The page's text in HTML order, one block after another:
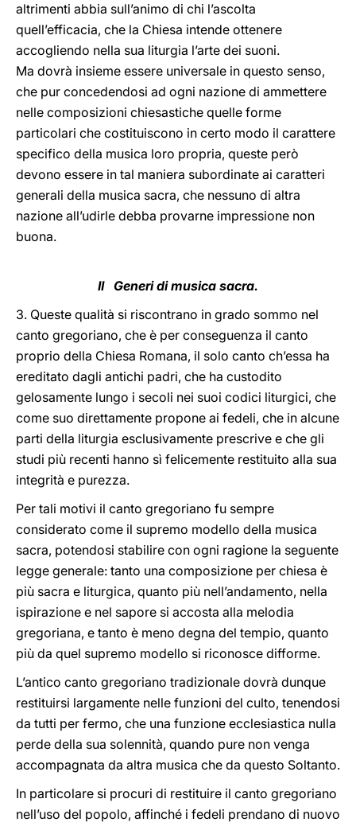
altrimenti abbia sull’animo di chi l’ascolta
quell’efficacia, che la Chiesa intende ottenere
accogliendo nella sua liturgia l’arte dei suoni.
Ma dovrà insieme essere universale in questo senso,
che pur concedendosi ad ogni nazione di ammettere
nelle composizioni chiesastiche quelle forme
particolari che costituiscono in certo modo il carattere
specifico della musica loro propria, queste però
devono essere in tal maniera subordinate ai caratteri
generali della musica sacra, che nessuno di altra
nazione all’udirle debba provarne impressione non
buona.
II Generi di musica sacra.
3. Queste qualità si riscontrano in grado sommo nel
canto gregoriano, che è per conseguenza il canto
proprio della Chiesa Romana, il solo canto ch’essa ha
ereditato dagli antichi padri, che ha custodito
gelosamente lungo i secoli nei suoi codici liturgici, che
come suo direttamente propone ai fedeli, che in alcune
parti della liturgia esclusivamente prescrive e che gli
studi più recenti hanno sì felicemente restituito alla sua
integrità e purezza.
Per tali motivi il canto gregoriano fu sempre
considerato come il supremo modello della musica
sacra, potendosi stabilire con ogni ragione la seguente
legge generale: tanto una composizione per chiesa è
più sacra e liturgica, quanto più nell’andamento, nella
ispirazione e nel sapore si accosta alla melodia
gregoriana, e tanto è meno degna del tempio, quanto
più da quel supremo modello si riconosce difforme.
L’antico canto gregoriano tradizionale dovrà dunque
restituirsi largamente nelle funzioni del culto, tenendosi
da tutti per fermo, che una funzione ecclesiastica nulla
perde della sua solennità, quando pure non venga
accompagnata da altra musica che da questo Soltanto.
In particolare si procuri di restituire il canto gregoriano
nell’uso del popolo, affinché i fedeli prendano di nuovo